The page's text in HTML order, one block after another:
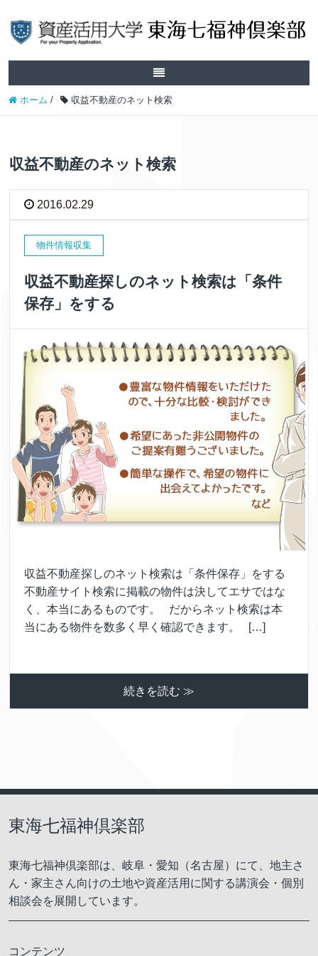
ホーム / 収益不動産のネット検索
収益不動産のネット検索
2016.02.29
物件情報収集
収益不動産探しのネット検索は「条件
保存」をする
収益不動産探しのネット検索は「条件保存」をする
不動産サイト検索に掲載の物件は決してエサではな
く、本当にあるものです。 だからネット検索は本
当にある物件を数多く早く確認できます。 […]
続きを読む ≫
東海七福神倶楽部
東海七福神倶楽部は、岐阜・愛知（名古屋）にて、地主さ
ん・家主さん向けの土地や資産活用に関する講演会・個別
相談会を展開しています。
コンテンツ